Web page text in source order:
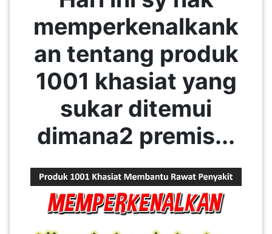
memperkenalkank
an tentang produk
1001 khasiat yang
sukar ditemui
dimana2 premis...